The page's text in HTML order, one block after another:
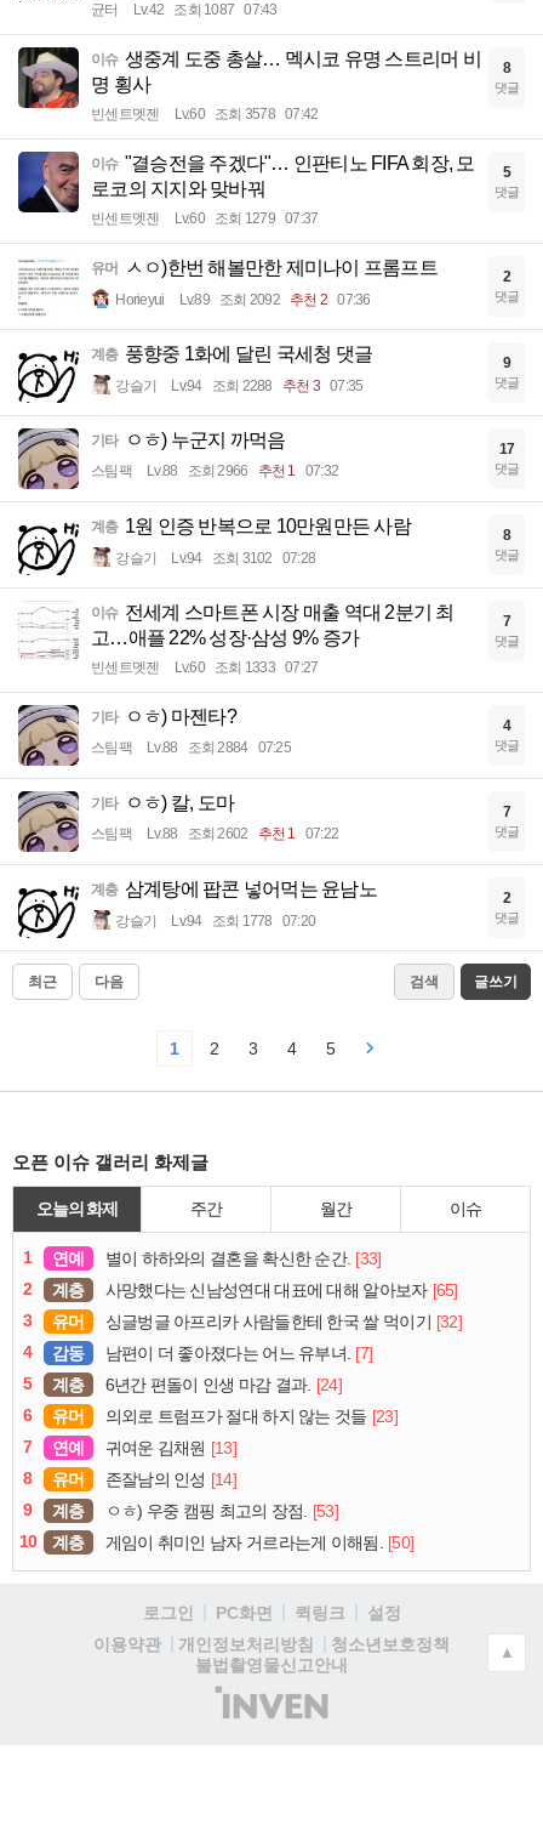
균터 Lv.42 조회 1087 07:43
이슈 생중계 도중 총살… 멕시코 유명 스트리머 비
명 횡사
빈센트멧젠 Lv.60 조회 3578 07:42
8
댓글
이슈 "결승전을 주겠다"… 인판티노 FIFA 회장, 모
로코의 지지와 맞바꿔
빈센트멧젠 Lv.60 조회 1279 07:37
5
댓글
유머 ㅅㅇ)한번 해볼만한 제미나이 프롬프트
Horieyui Lv.89 조회 2092 추천 2 07:36
2
댓글
계층 풍향중 1화에 달린 국세청 댓글
강슬기 Lv.94 조회 2288 추천 3 07:35
9
댓글
기타 ㅇㅎ) 누군지 까먹음
스팀팩 Lv.88 조회 2966 추천 1 07:32
17
댓글
계층 1원 인증 반복으로 10만원만든 사람
강슬기 Lv.94 조회 3102 07:28
8
댓글
이슈 전세계 스마트폰 시장 매출 역대 2분기 최
고…애플 22% 성장·삼성 9% 증가
빈센트멧젠 Lv.60 조회 1333 07:27
7
댓글
기타 ㅇㅎ) 마젠타?
스팀팩 Lv.88 조회 2884 07:25
4
댓글
기타 ㅇㅎ) 칼, 도마
스팀팩 Lv.88 조회 2602 추천 1 07:22
7
댓글
계층 삼계탕에 팝콘 넣어먹는 윤남노
강슬기 Lv.94 조회 1778 07:20
2
댓글
최근 다음 검색 글쓰기
1 2 3 4 5
오픈 이슈 갤러리 화제글
오늘의 화제 주간 월간 이슈
1 연예 별이 하하와의 결혼을 확신한 순간. [33]
2
계층 사망했다는 신남성연대 대표에 대해 알아보자 [65]
3
유머 싱글벙글 아프리카 사람들한테 한국 쌀 먹이기 [32]
4
감동 남편이 더 좋아졌다는 어느 유부녀. [7]
5
계층 6년간 편돌이 인생 마감 결과. [24]
6
유머 의외로 트럼프가 절대 하지 않는 것들 [23]
7
연예 귀여운 김채원 [13]
8
유머 존잘남의 인성 [14]
9
계층 ㅇㅎ) 우중 캠핑 최고의 장점. [53]
10
계층 게임이 취미인 남자 거르라는게 이해됨. [50]
로그인 PC화면 퀵링크
설정
이용약관
개인정보처리방침
청소년보호정책
불법촬영물신고안내
(주)
인
▲